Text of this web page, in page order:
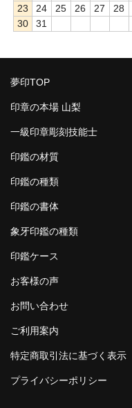
23
24 25 26 27 28
30
31
夢印TOP
印章の本場 山梨
一級印章彫刻技能士
印鑑の材質
印鑑の種類
印鑑の書体
象牙印鑑の種類
印鑑ケース
お客様の声
お問い合わせ
ご利用案内
特定商取引法に基づく表示
プライバシーポリシー